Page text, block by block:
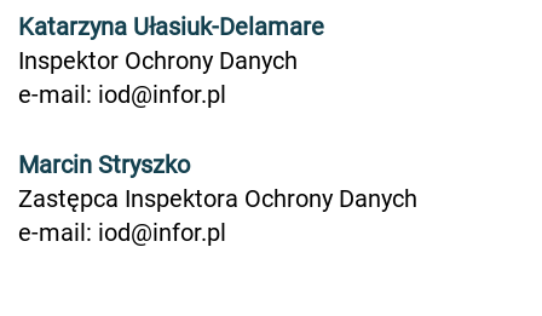
Katarzyna Ułasiuk-Delamare
Inspektor Ochrony Danych
e-mail: iod@infor.pl
Marcin Stryszko
Zastępca Inspektora Ochrony Danych
e-mail: iod@infor.pl